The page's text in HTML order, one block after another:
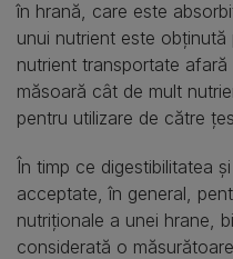
în hrană, care este
unui nutrient este
nutrient transportate
măsoară cât de mult
pentru utilizare de către
În timp ce digestibilitatea
acceptate, în general,
nutriţionale a unei hrane,
considerată o